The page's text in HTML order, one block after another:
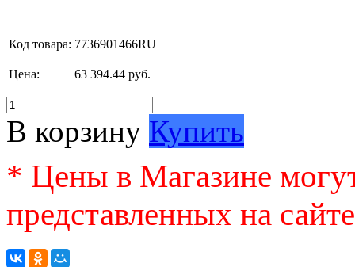
Код товара: 7736901466RU
Цена: 63 394.44 руб.
В корзину Купить
* Цены в Магазине
представленных на сайте